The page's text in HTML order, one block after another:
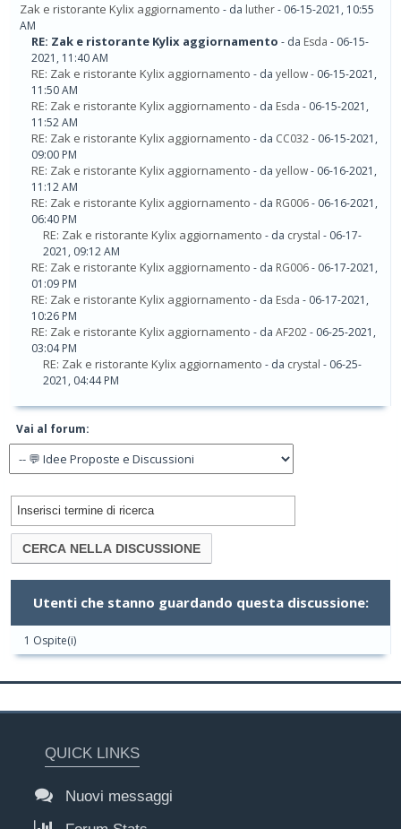
Zak e ristorante Kylix aggiornamento - da luther- 06-15-2021, 10:55
AM
RE: Zak e ristorante Kylix aggiornamento - da Esda - 06-15-
2021, 11:40 AM
RE: Zak e ristorante Kylix aggiornamento - da yellow- 06-15-2021,
11:50 AM
RE: Zak e ristorante Kylix aggiornamento - da Esda - 06-15-2021,
11:52 AM
RE: Zak e ristorante Kylix aggiornamento - da CC032- 06-15-2021,
09:00 PM
RE: Zak e ristorante Kylix aggiornamento - da yellow- 06-16-2021,
11:12 AM
RE: Zak e ristorante Kylix aggiornamento - da RG006- 06-16-2021,
06:40 PM
RE: Zak e ristorante Kylix aggiornamento - da crystal - 06-17-
2021, 09:12 AM
RE: Zak e ristorante Kylix aggiornamento - da RG006- 06-17-2021,
01:09 PM
RE: Zak e ristorante Kylix aggiornamento - da Esda - 06-17-2021,
10:26 PM
RE: Zak e ristorante Kylix aggiornamento - da AF202- 06-25-2021,
03:04 PM
RE: Zak e ristorante Kylix aggiornamento - da crystal - 06-25-
2021, 04:44 PM
Vai al forum:
Utenti che stanno guardando questa discussione:
1 Ospite(i)
QUICK LINKS
Nuovi messaggi